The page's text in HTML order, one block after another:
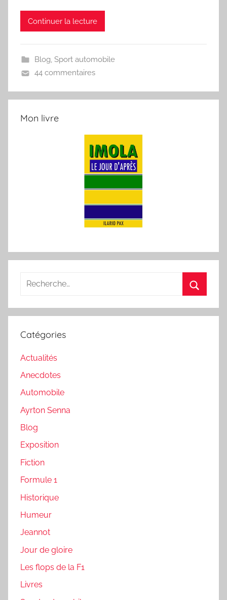
Continuer la lecture
Blog, Sport automobile
44 commentaires
Mon livre
Recherche
:
Catégories
Actualités
Anecdotes
Automobile
Ayrton Senna
Blog
Exposition
Fiction
Formule 1
Historique
Humeur
Jeannot
Jour de gloire
Les flops de la F1
Livres